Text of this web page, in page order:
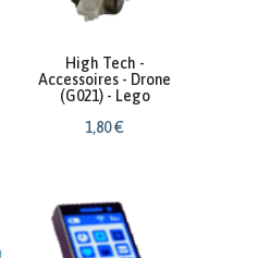
High Tech -
Accessoires - Drone
(G021) - Lego
1,80€